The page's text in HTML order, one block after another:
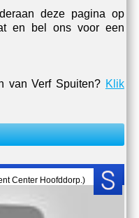
deze pagina op
en bel ons voor een
van Verf Spuiten? Klik
Center Hoofddorp.)